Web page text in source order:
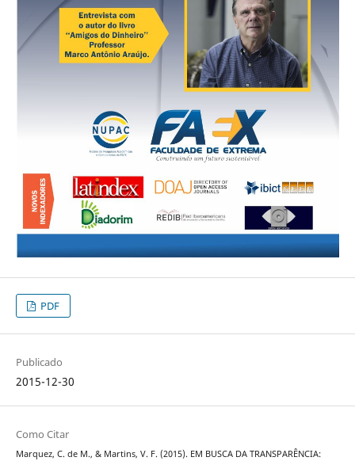
PDF
Publicado
2015-12-30
Como Citar
Marquez, C. de M., & Martins, V. F. (2015). EM BUSCA DA TRANSPARÊNCIA: